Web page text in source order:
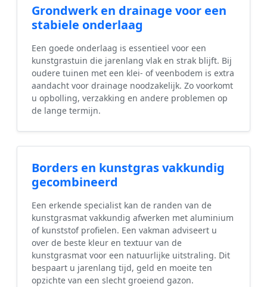
Grondwerk en drainage voor een
stabiele onderlaag
Een goede onderlaag is essentieel voor een
kunstgrastuin die jarenlang vlak en strak blijft. Bij
oudere tuinen met een klei- of veenbodem is extra
aandacht voor drainage noodzakelijk. Zo voorkomt
u opbolling, verzakking en andere problemen op
de lange termijn.
Borders en kunstgras vakkundig
gecombineerd
Een erkende specialist kan de randen van de
kunstgrasmat vakkundig afwerken met aluminium
of kunststof profielen. Een vakman adviseert u
over de beste kleur en textuur van de
kunstgrasmat voor een natuurlijke uitstraling. Dit
bespaart u jarenlang tijd, geld en moeite ten
opzichte van een slecht groeiend gazon.